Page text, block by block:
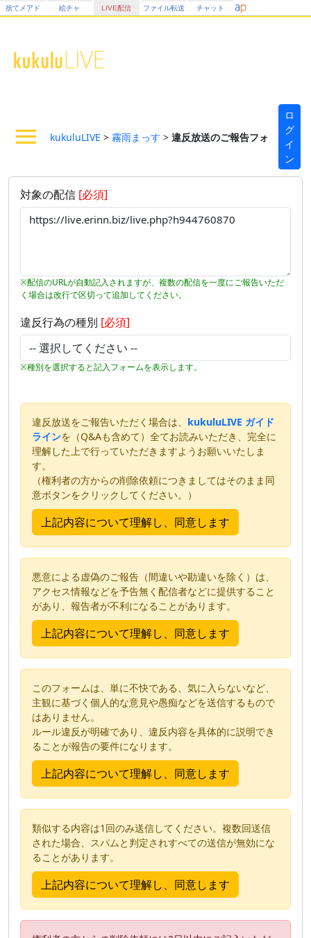
捨てメアド 絵チャ LIVE配信 ファイル転送 チャット
kukuluLIVE > 霧雨まっす > 違反放送のご報告フォーム
ロ
グ
イ
ン
対象の配信 [必須]
※配信のURLが自動記入されますが、複数の配信を一度にご報告いただ
く場合は改行で区切って追加してください。
違反行為の種別 [必須]
※種別を選択すると記入フォームを表示します。
違反放送をご報告いただく場合は、 kukuluLIVE ガイド
ラインを（Q&Aも含めて）全てお読みいただき、完全に
理解した上で行っていただきますようお願いいたしま
す。
（権利者の方からの削除依頼につきましてはそのまま同
意ボタンをクリックしてください。）
悪意による虚偽のご報告（間違いや勘違いを除く）は、
アクセス情報などを予告無く配信者などに提供すること
があり、報告者が不利になることがあります。
このフォームは、単に不快である、気に入らないなど、
主観に基づく個人的な意見や愚痴などを送信するもので
はありません。
ルール違反が明確であり、違反内容を具体的に説明でき
ることが報告の要件になります。
類似する内容は1回のみ送信してください。複数回送信
された場合、スパムと判定されすべての送信が無効にな
ることがあります。